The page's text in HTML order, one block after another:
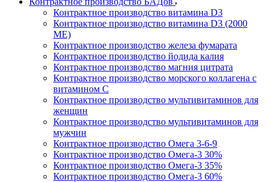
Контрактное производство витамина D3
Контрактное производство витамина D3 (2000
МЕ)
Контрактное производство железа фумарата
Контрактное производство йодида калия
Контрактное производство магния цитрата
Контрактное производство морского коллагена с
витамином С
Контрактное производство мультивитаминов для
женщин
Контрактное производство мультивитаминов для
мужчин
Контрактное производство Омега 3-6-9
Контрактное производство Омега-3 30%
Контрактное производство Омега-3 35%
Контрактное производство Омега-3 60%